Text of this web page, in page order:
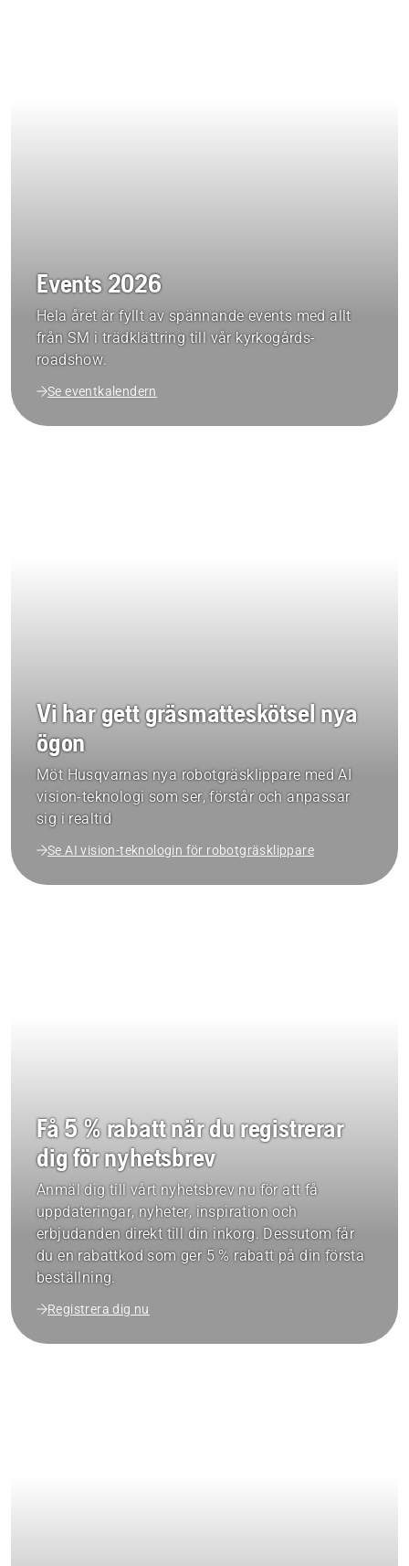
Events 2026
Hela året är fyllt av spännande events med allt
från SM i trädklättring till vår kyrkogårds-
roadshow.
Se eventkalendern
Vi har gett gräsmatteskötsel nya
ögon
Möt Husqvarnas nya robotgräsklippare med AI
vision-teknologi som ser, förstår och anpassar
sig i realtid
Se AI vision-teknologin för robotgräsklippare
Få 5 % rabatt när du registrerar
dig för nyhetsbrev
Anmäl dig till vårt nyhetsbrev nu för att få
uppdateringar, nyheter, inspiration och
erbjudanden direkt till din inkorg. Dessutom får
du en rabattkod som ger 5 % rabatt på din första
beställning.
Registrera dig nu